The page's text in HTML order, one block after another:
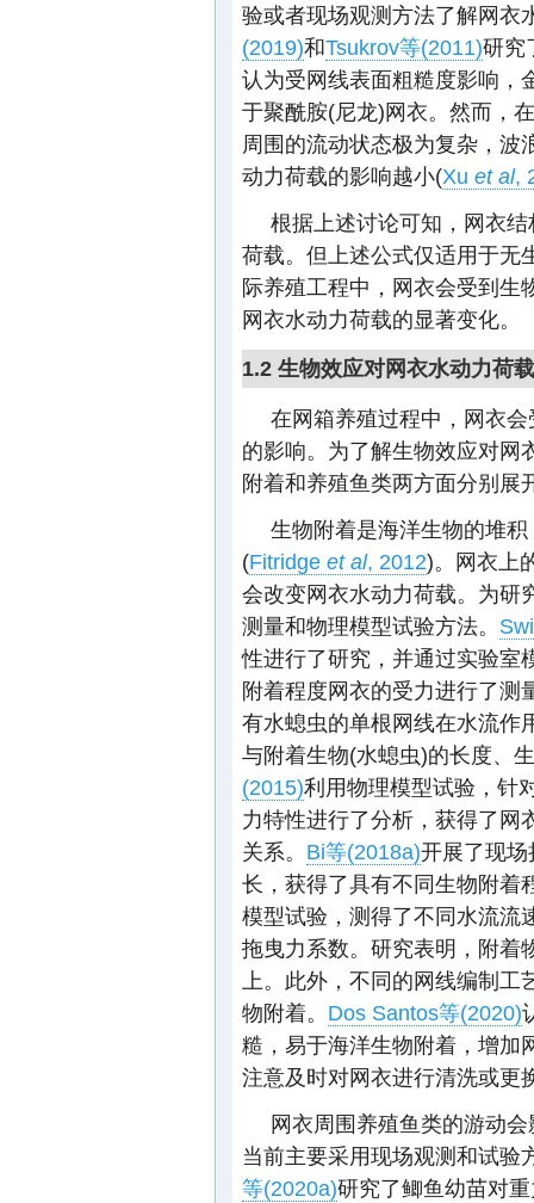
验或者现场观测方法了解网衣
(2019)和Tsukrov等(2011)研究
认为受网线表面粗糙度影响，
于聚酰胺(尼龙)网衣。然而，
周围的流动状态极为复杂，波
动力荷载的影响越小(Xu et al,
根据上述讨论可知，网衣
荷载。但上述公式仅适用于无
际养殖工程中，网衣会受到生
网衣水动力荷载的显著变化。
1.2 生物效应对网衣水动力荷
在网箱养殖过程中，网衣
的影响。为了解生物效应对网
附着和养殖鱼类两方面分别展
生物附着是海洋生物的堆
(Fitridge et al, 2012)。网衣上
会改变网衣水动力荷载。为研
测量和物理模型试验方法。
性进行了研究，并通过实验室
附着程度网衣的受力进行了测
有水螅虫的单根网线在水流作
与附着生物(水螅虫)的长度、
(2015)利用物理模型试验，针
力特性进行了分析，获得了网
关系。 Bi等(2018a)开展了现
长，获得了具有不同生物附着
模型试验，测得了不同水流流
拖曳力系数。研究表明，附着
上。此外，不同的网线编制
物附着。 Dos Santos等(2020)
糙，易于海洋生物附着，增加
注意及时对网衣进行清洗或更
网衣周围养殖鱼类的游动
当前主要采用现场观测和试验
等(2020a)研究了鲫鱼幼苗对